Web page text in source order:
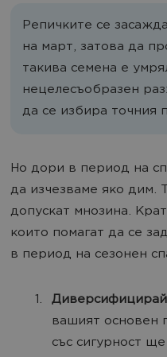
Репичките се
на март, затова да
такива семена е
нецелесъобразен
да се избира точния
Но дори в период на
да изчезваме яко дим.
допускат мнозина.
които помагат да се
в период на сезонен
вашият основен
със сигурност